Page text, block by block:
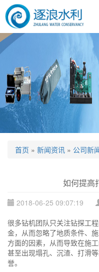
首页 » 新闻资讯 » 公司新
如何提高
2018-06-25 09:07:19
很多钻机团队只关注钻探工
金，从而忽略了地质条件、
方面的因素，从而导致在施
甚至出现塌孔、沉渣、打滑
誉。